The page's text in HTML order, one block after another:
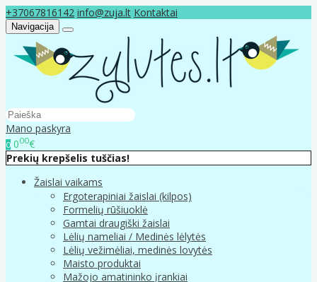
+37067816142 info@zuja.lt Kontaktai
Navigacija
Mano paskyra
0 000€
Prekių krepšelis tuščias!
Žaislai vaikams
Ergoterapiniai žaislai (kilpos)
Formelių rūšiuoklė
Gamtai draugiški žaislai
Lėlių nameliai / Medinės lėlytės
Lėlių vežimėliai, medinės lovytės
Maisto produktai
Mažojo amatininko įrankiai